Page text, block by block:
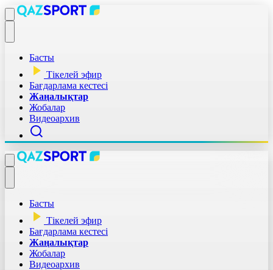
Басты
Тікелей эфир
Бағдарлама кестесі
Жаңалықтар
Жобалар
Видеоархив
Басты
Тікелей эфир
Бағдарлама кестесі
Жаңалықтар
Жобалар
Видеоархив